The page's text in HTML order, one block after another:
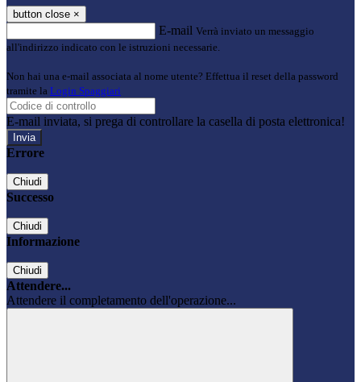
button close ×
E-mail Verrà inviato un messaggio
all'indirizzo indicato con le istruzioni necessarie.
Non hai una e-mail associata al nome utente? Effettua il reset della password
tramite la Login Spaggiari
E-mail inviata, si prega di controllare la casella di posta elettronica!
Errore
Chiudi
Successo
Chiudi
Informazione
Chiudi
Attendere...
Attendere il completamento dell'operazione...